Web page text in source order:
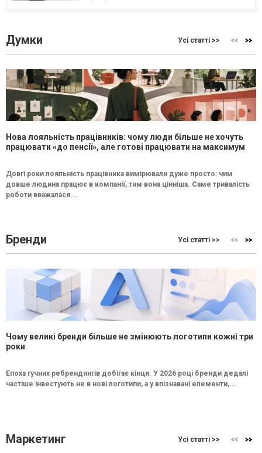
Думки Усі статті >>
Нова лояльність працівників: чому люди більше не хочуть
працювати «до пенсії», але готові працювати на максимум
Довгі роки лояльність працівника вимірювали дуже просто: чим
довше людина працює в компанії, тим вона цінніша. Саме тривалість
роботи вважалася...
Бренди Усі статті >>
Чому великі бренди більше не змінюють логотипи кожні три
роки
Епоха гучних ребрендингів добігає кінця. У 2026 році бренди дедалі
частіше інвестують не в нові логотипи, а у впізнавані елементи,...
Маркетинг Усі статті >>